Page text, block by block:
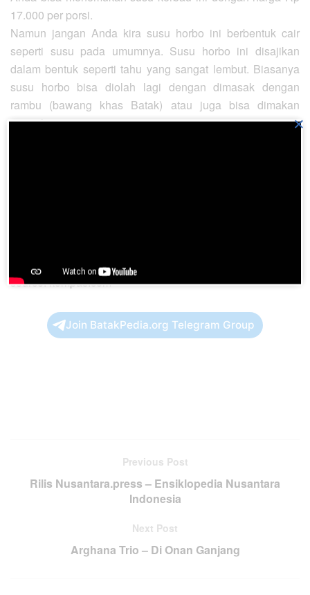
17.000 per porsi.
Namun jangan Anda kira susu horbo ini berbentuk cair
seperti susu pada umumnya. Susu horbo ini disajikan
dalam bentuk seperti tahu yang sangat lembut. Biasanya
susu horbo bisa diolah lagi dengan dimasak dengan
rambu (bawang khas Batak) atau juga bisa dimakan
mentah.
source: kompas.com
Join BatakPedia.org Telegram Group
Previous Post
Rilis Nusantara.press – Ensiklopedia Nusantara
Indonesia
Next Post
Arghana Trio – Di Onan Ganjang
×